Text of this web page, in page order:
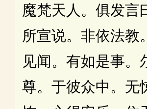
魔梵天人。俱发言
所宣说。非依法教
见闻。有如是事。
尊。于彼众中。无